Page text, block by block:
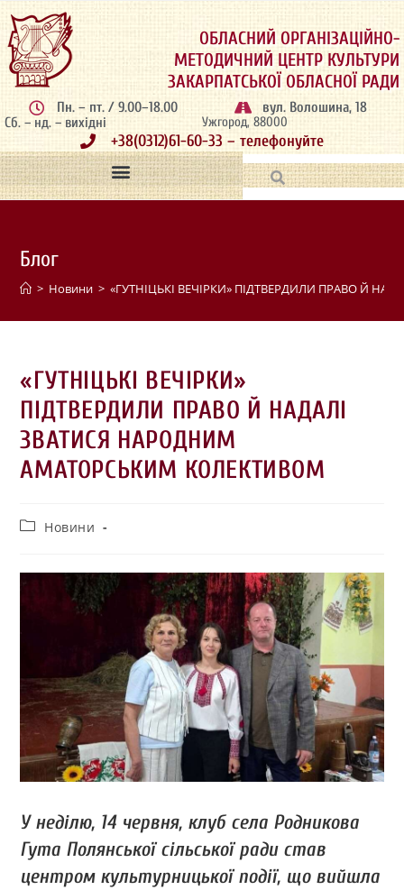
ОБЛАСНИЙ ОРГАНІЗАЦІЙНО-
МЕТОДИЧНИЙ ЦЕНТР КУЛЬТУРИ
ЗАКАРПАТСЬКОЇ ОБЛАСНОЇ РАДИ
Пн. – пт. / 9.00–18.00
Сб. – нд. – вихідні
вул. Волошина, 18
Ужгород, 88000
+38(0312)61-60-33 – телефонуйте
Блог
> Новини > «ГУТНІЦЬКІ ВЕЧІРКИ» ПІДТВЕРДИЛИ ПРАВО Й
«ГУТНІЦЬКІ ВЕЧІРКИ»
ПІДТВЕРДИЛИ ПРАВО Й НАДАЛІ
ЗВАТИСЯ НАРОДНИМ
АМАТОРСЬКИМ КОЛЕКТИВОМ
Новини
У неділю, 14 червня, клуб села Родникова
Гута Полянської сільської ради став
центром культурницької події, що вийшла